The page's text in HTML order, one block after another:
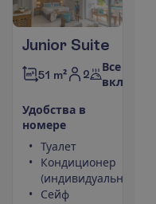
Junior Suite
51 m² 2
Все
включено
Удобства в
номере
Туалет
Кондиционер
(индивидуальный)
Сейф